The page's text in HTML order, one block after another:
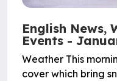
English News,
Events -
Weather This
cover which bring